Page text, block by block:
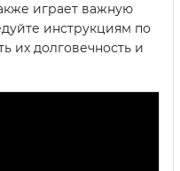
играет важную
инструкциям по
их долговечность и